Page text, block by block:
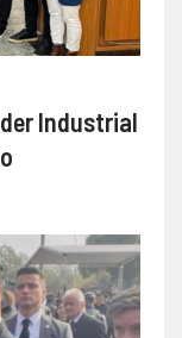
Industrial